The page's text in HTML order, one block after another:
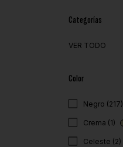
Categorías
VER TODO
Color
Negro (217)
Crema (1)
Celeste (2)